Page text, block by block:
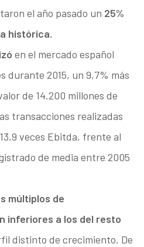
el año pasado un 25%
histórica.
en el mercado español
durante 2015, un 9,7% más
de 14.200 millones de
transacciones realizadas
veces Ebitda, frente al
de media entre 2005
múltiplos de
inferiores a los del resto
distinto de crecimiento. De